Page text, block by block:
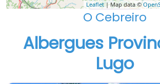
Leaflet| Map data ©
O Cebreiro
Albergues
Lugo